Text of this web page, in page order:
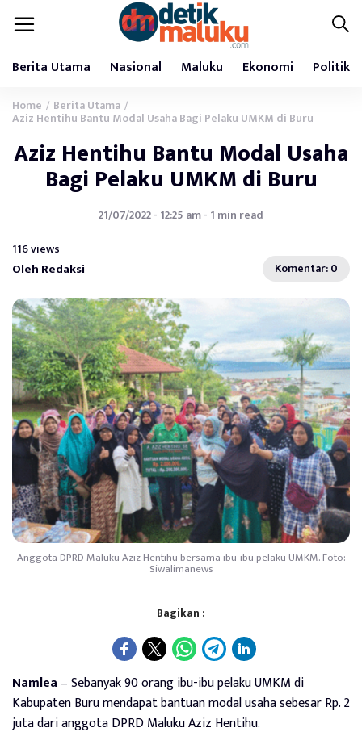
Berita Utama Nasional Maluku Ekonomi Politik
Home / Berita Utama /
Aziz Hentihu Bantu Modal Usaha Bagi Pelaku UMKM di Buru
Aziz Hentihu Bantu Modal Usaha
Bagi Pelaku UMKM di Buru
21/07/2022 - 12:25 am - 1 min read
116 views
Oleh Redaksi Komentar: 0
Anggota DPRD Maluku Aziz Hentihu bersama ibu-ibu pelaku UMKM. Foto:
Siwalimanews
Bagikan :
Namlea – Sebanyak 90 orang ibu-ibu pelaku UMKM di
Kabupaten Buru mendapat bantuan modal usaha sebesar Rp.2
juta dari anggota DPRD Maluku Aziz Hentihu.